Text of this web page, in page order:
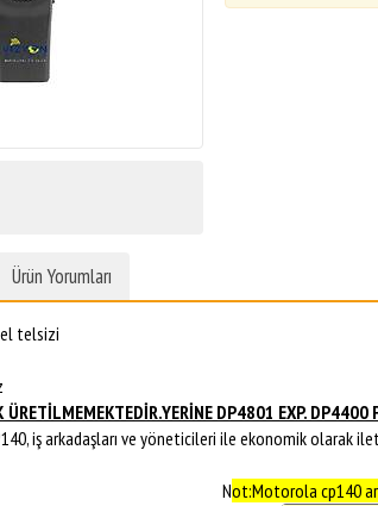
Ürün Yorumları
telsizi
ÜRETİLMEMEKTEDİR.YERİNE DP4801 EXP.
iş arkadaşları ve yöneticileri ile ekonomik olarak
Not:Motorola cp140